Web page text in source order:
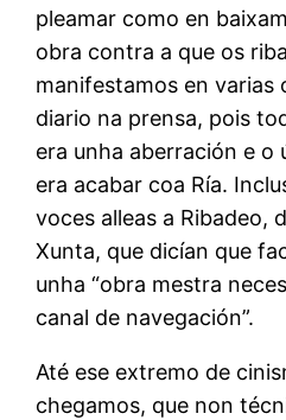
pleamar como en
obra contra a que os
manifestamos en varias
diario na prensa, pois
era unha aberración e o
era acabar coa Ría.
voces alleas a Ribadeo,
Xunta, que dicían que
unha “obra mestra
canal de navegación”.
Até ese extremo de
chegamos, que non